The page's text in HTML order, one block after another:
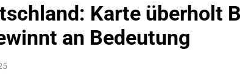
Karte überholt
an Bedeutung